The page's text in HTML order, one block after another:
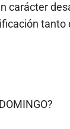
carácter
tanto